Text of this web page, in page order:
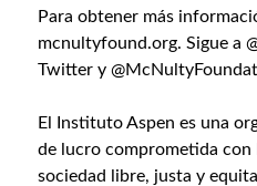
Para obtener más
mcnultyfound.org. Sigue a
Twitter y
El Instituto Aspen es una
de lucro comprometida con
sociedad libre, justa y